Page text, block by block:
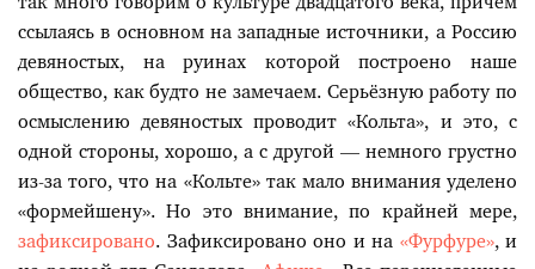
ссылаясь в основном на западные источники, а Россию
девяностых, на руинах которой построено наше
общество, как будто не замечаем. Серьёзную работу по
осмыслению девяностых проводит «Кольта», и это, с
одной стороны, хорошо, а с другой — немного грустно
из-за того, что на «Кольте» так мало внимания уделено
«формейшену». Но это внимание, по крайней мере,
зафиксировано. Зафиксировано оно и на «Фурфуре», и